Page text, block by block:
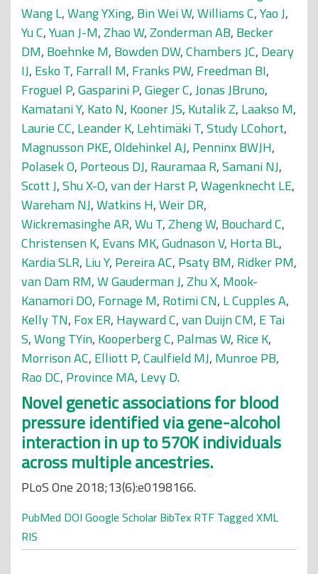
Wang L,Wang YXing, Bin Wei W,Williams C,Yao J,
Yu C,Yuan J-M,Zhao W,Zonderman AB, Becker
DM, Boehnke M, Bowden DW,Chambers JC, Deary
IJ, Esko T, Farrall M, Franks PW, Freedman BI,
Froguel P,Gasparini P,Gieger C,Jonas JBruno,
Kamatani Y, Kato N, Kooner JS, Kutalik Z, Laakso M,
Laurie CC, Leander K, Lehtimäki T,Study LCohort,
Magnusson PKE,Oldehinkel AJ, Penninx BWJH,
Polasek O, Porteous DJ, Rauramaa R,Samani NJ,
Scott J,Shu X-O,van der Harst P,Wagenknecht LE,
Wareham NJ,Watkins H,Weir DR,
Wickremasinghe AR,Wu T,Zheng W, Bouchard C,
Christensen K, Evans MK,Gudnason V, Horta BL,
Kardia SLR, Liu Y, Pereira AC, Psaty BM, Ridker PM,
van Dam RM,W Gauderman J,Zhu X, Mook-
Kanamori DO, Fornage M, Rotimi CN, L Cupples A,
Kelly TN, Fox ER, Hayward C,van Duijn CM, E Tai
S,Wong TYin, Kooperberg C, Palmas W, Rice K,
Morrison AC, Elliott P,Caulfield MJ, Munroe PB,
Rao DC, Province MA, Levy D.
Novel genetic associations for blood
pressure identified via gene-alcohol
interaction in up to 570K individuals
across multiple ancestries.
PLoS One 2018;13(6):e0198166.
PubMed DOI Google Scholar BibTex RTF Tagged XML
RIS